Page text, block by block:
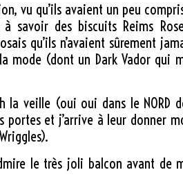
vu qu’ils avaient un peu
savoir des biscuits Reims
qu’ils n’avaient sûrement
mode (dont un Dark Vador qui
la veille (oui oui dans le NORD
portes et j’arrive à leur donner
le très joli balcon avant de